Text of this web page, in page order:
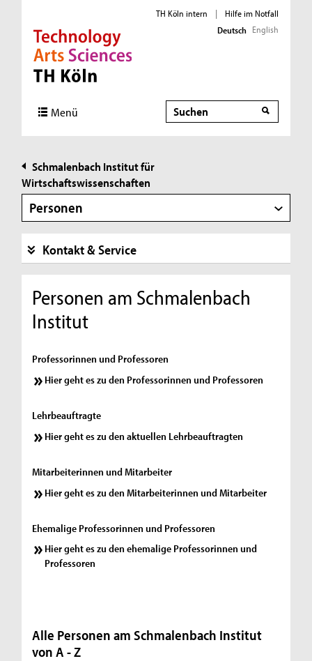
Direkt zur Hauptnavigation
Direkt zur Subnavigation
Direkt zum Inhalt
Direkt zum Fußbereich
TH Köln intern |
Hilfe im Notfall
Deutsch English
Menü Suche
Suche
Schmalenbach Institut für
Wirtschaftswissenschaften
Personen
Kontakt & Service
Personen am Schmalenbach
Institut
Professorinnen und Professoren
Hier geht es zu den Professorinnen und Professoren
Lehrbeauftragte
Hier geht es zu den aktuellen Lehrbeauftragten
Mitarbeiterinnen und Mitarbeiter
Hier geht es zu den Mitarbeiterinnen und Mitarbeiter
Ehemalige Professorinnen und Professoren
Hier geht es zu den ehemalige Professorinnen und
Professoren
Alle Personen am Schmalenbach Institut
von A - Z